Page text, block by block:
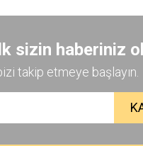
sizin haberiniz
takip etmeye başlayın.